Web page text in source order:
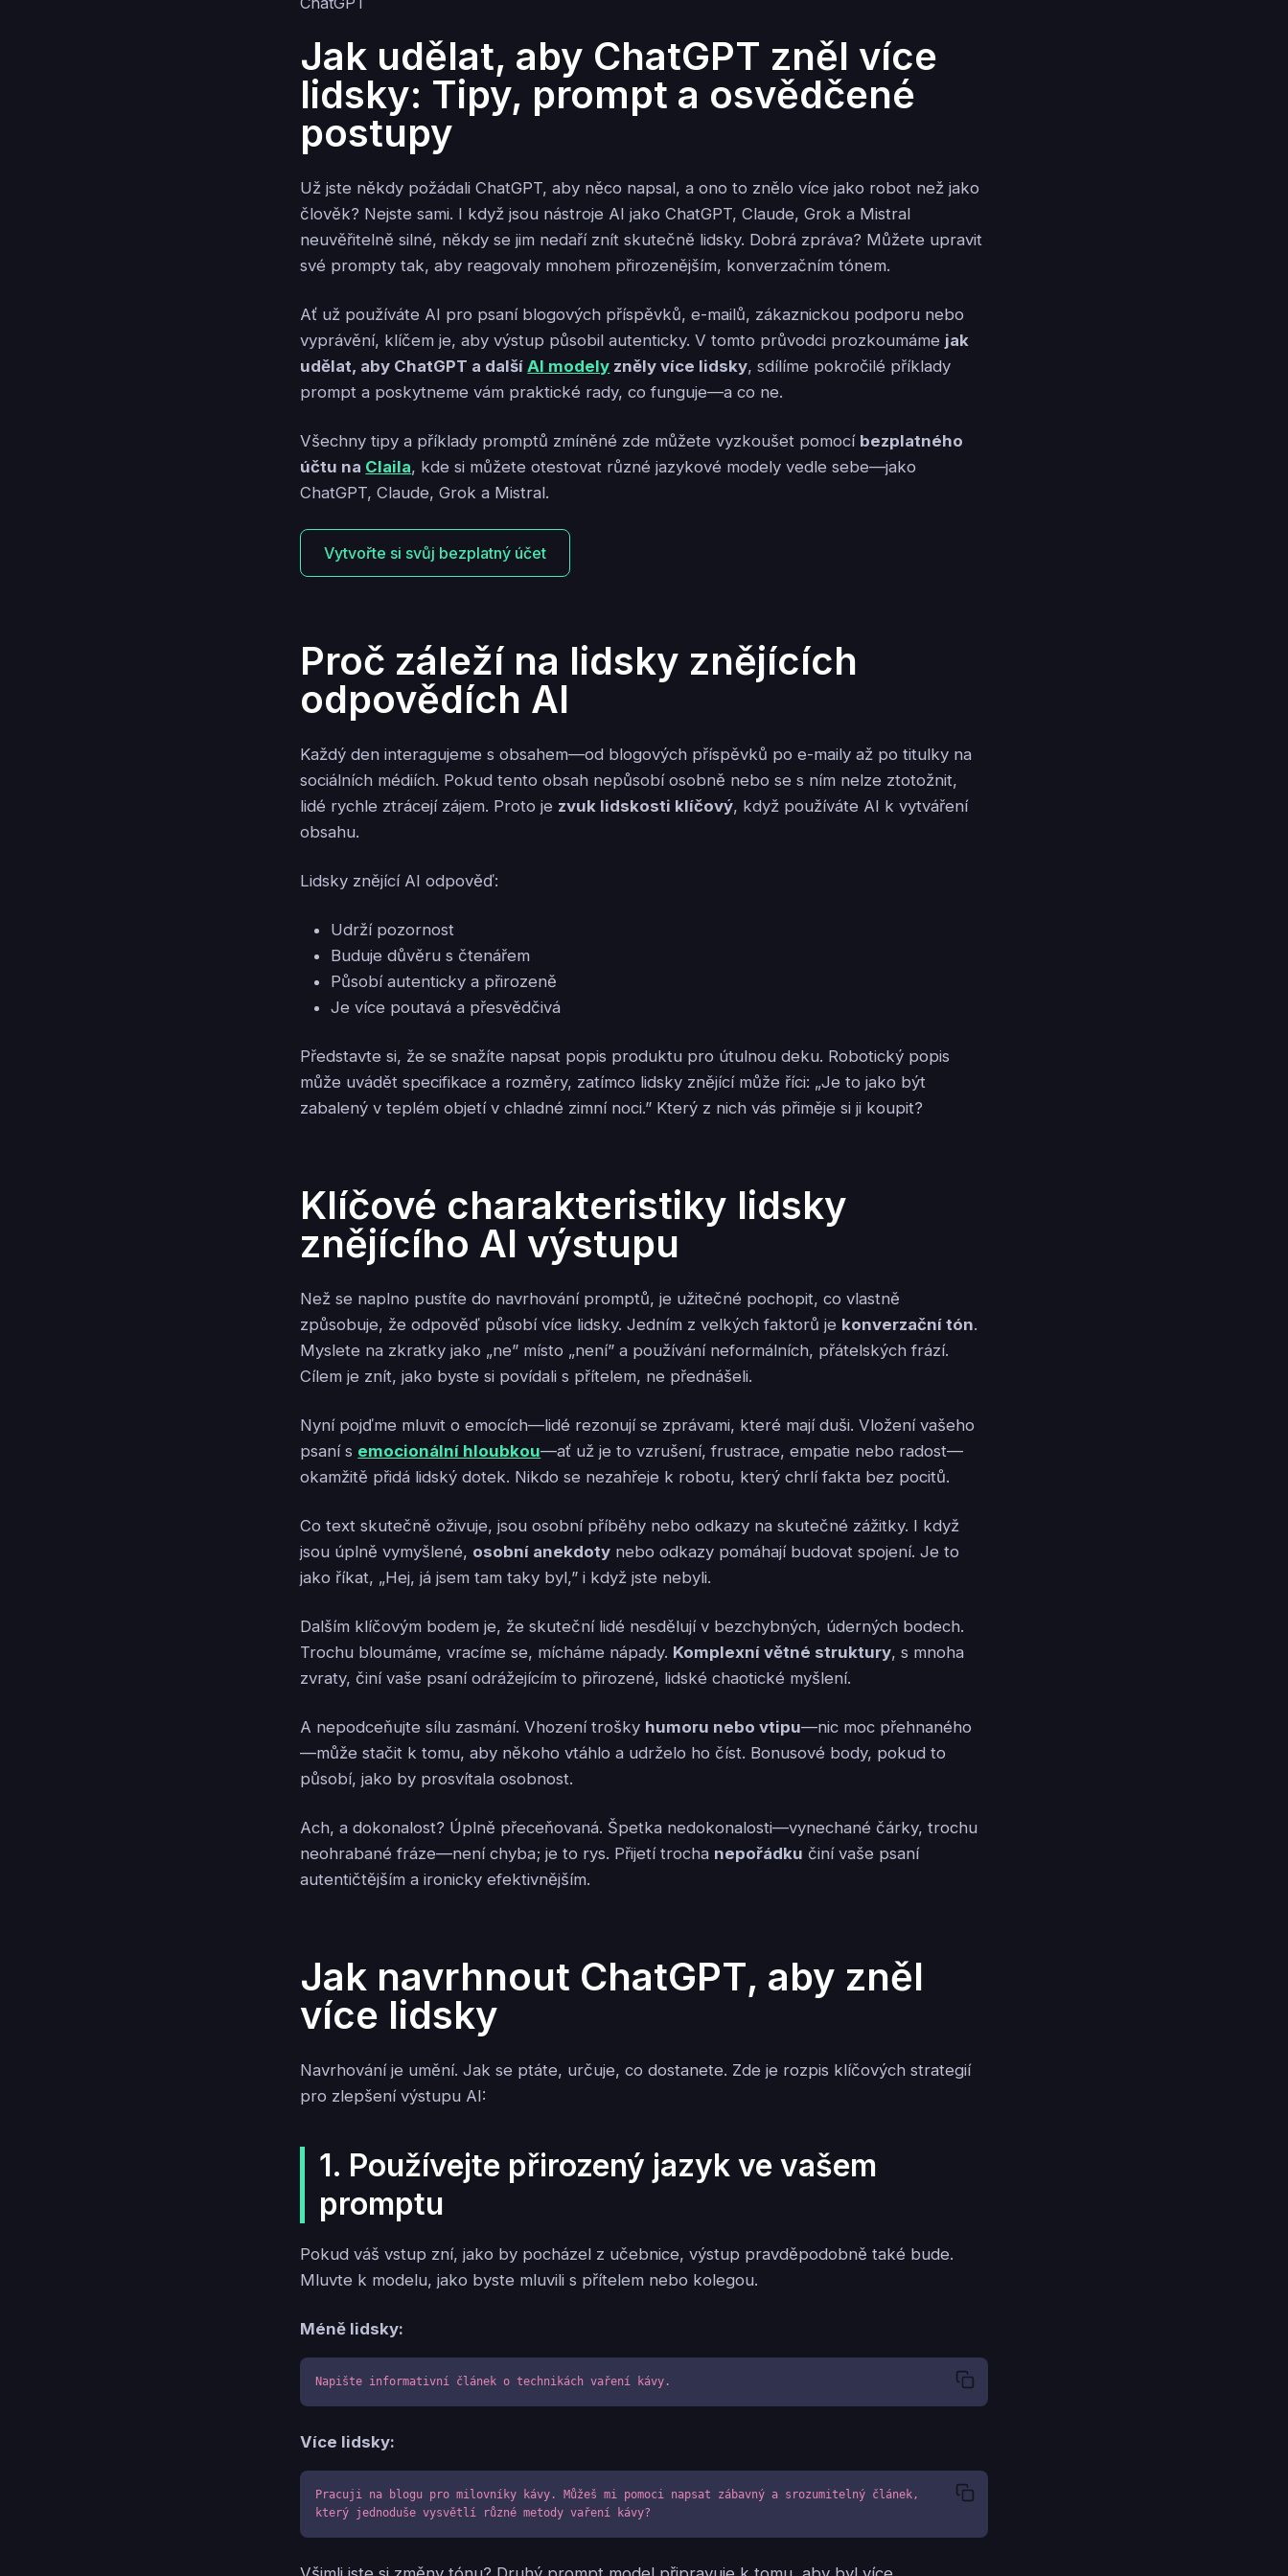
Jak udělat, aby ChatGPT zněl více
lidsky: Tipy, prompt a osvědčené
postupy
Už jste někdy požádali ChatGPT, aby něco napsal, a ono to znělo více jako robot než jako
člověk? Nejste sami. I když jsou nástroje AI jako ChatGPT, Claude, Grok a Mistral
neuvěřitelně silné, někdy se jim nedaří znít skutečně lidsky. Dobrá zpráva? Můžete upravit
své prompty tak, aby reagovaly mnohem přirozenějším, konverzačním tónem.
Ať už používáte AI pro psaní blogových příspěvků, e-mailů, zákaznickou podporu nebo
vyprávění, klíčem je, aby výstup působil autenticky. V tomto průvodci prozkoumáme jak
udělat, aby ChatGPT a dalšíAI modely zněly více lidsky, sdílíme pokročilé příklady
prompt a poskytneme vám praktické rady, co funguje—a co ne.
Všechny tipy a příklady promptů zmíněné zde můžete vyzkoušet pomocí bezplatného
účtu na Claila, kde si můžete otestovat různé jazykové modely vedle sebe—jako
ChatGPT, Claude, Grok a Mistral.
Vytvořte si svůj bezplatný účet
Proč záleží na lidsky znějících
odpovědích AI
Každý den interagujeme s obsahem—od blogových příspěvků po e-maily až po titulky na
sociálních médiích. Pokud tento obsah nepůsobí osobně nebo se s ním nelze ztotožnit,
lidé rychle ztrácejí zájem. Proto je zvuk lidskosti klíčový, když používáte AI k vytváření
obsahu.
Lidsky znějící AI odpověď:
Udrží pozornost
Buduje důvěru s čtenářem
Působí autenticky a přirozeně
Je více poutavá a přesvědčivá
Představte si, že se snažíte napsat popis produktu pro útulnou deku. Robotický popis
může uvádět specifikace a rozměry, zatímco lidsky znějící může říci: „Je to jako být
zabalený v teplém objetí v chladné zimní noci.” Který z nich vás přiměje si ji koupit?
Klíčové charakteristiky lidsky
znějícího AI výstupu
Než se naplno pustíte do navrhování promptů, je užitečné pochopit, co vlastně
způsobuje, že odpověď působí více lidsky. Jedním z velkých faktorů je konverzační tón.
Myslete na zkratky jako „ne” místo „není” a používání neformálních, přátelských frází.
Cílem je znít, jako byste si povídali s přítelem, ne přednášeli.
Nyní pojďme mluvit o emocích—lidé rezonují se zprávami, které mají duši. Vložení vašeho
psaní s emocionální hloubkou—ať už je to vzrušení, frustrace, empatie nebo radost—
okamžitě přidá lidský dotek. Nikdo se nezahřeje k robotu, který chrlí fakta bez pocitů.
Co text skutečně oživuje, jsou osobní příběhy nebo odkazy na skutečné zážitky. I když
jsou úplně vymyšlené, osobní anekdoty nebo odkazy pomáhají budovat spojení. Je to
jako říkat, „Hej, já jsem tam taky byl,” i když jste nebyli.
Dalším klíčovým bodem je, že skuteční lidé nesdělují v bezchybných, úderných bodech.
Trochu bloumáme, vracíme se, mícháme nápady. Komplexní větné struktury, s mnoha
zvraty, činí vaše psaní odrážejícím to přirozené, lidské chaotické myšlení.
A nepodceňujte sílu zasmání. Vhození trošky humoru nebo vtipu—nic moc přehnaného
—může stačit k tomu, aby někoho vtáhlo a udrželo ho číst. Bonusové body, pokud to
působí, jako by prosvítala osobnost.
Ach, a dokonalost? Úplně přeceňovaná. Špetka nedokonalosti—vynechané čárky, trochu
neohrabané fráze—není chyba; je to rys. Přijetí trocha nepořádku činí vaše psaní
autentičtějším a ironicky efektivnějším.
Jak navrhnout ChatGPT, aby zněl
více lidsky
Navrhování je umění. Jak se ptáte, určuje, co dostanete. Zde je rozpis klíčových strategií
pro zlepšení výstupu AI:
1. Používejte přirozený jazyk ve vašem
promptu
Pokud váš vstup zní, jako by pocházel z učebnice, výstup pravděpodobně také bude.
Mluvte k modelu, jako byste mluvili s přítelem nebo kolegou.
Méně lidsky:
Napište informativní článek o technikách vaření kávy.
Více lidsky:
Pracuji na blogu pro milovníky kávy. Můžeš mi pomoci napsat zábavný a srozumitelný článek,
který jednoduše vysvětlí různé metody vaření kávy?